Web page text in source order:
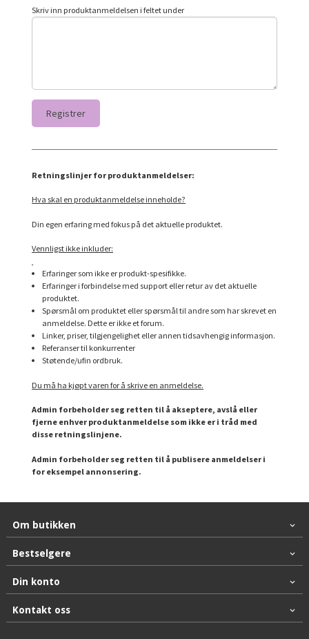
Skriv inn produktanmeldelsen i feltet under
Retningslinjer for produktanmeldelser:
Hva skal en produktanmeldelse inneholde?
Din egen erfaring med fokus på det aktuelle produktet.
Vennligst ikke inkluder:
Erfaringer som ikke er produkt-spesifikke.
Erfaringer i forbindelse med support eller retur av det aktuelle
produktet.
Spørsmål om produktet eller spørsmål til andre som har skrevet en
anmeldelse. Dette er ikke et forum.
Linker, priser, tilgjengelighet eller annen tidsavhengig informasjon.
Referanser til konkurrenter
Støtende/ufin ordbruk.
Du må ha kjøpt varen for å skrive en anmeldelse.
Admin forbeholder seg retten til å akseptere, avslå eller
fjerne enhver produktanmeldelse som ikke er i tråd med
disse retningslinjene.
Admin forbeholder seg retten til å publisere anmeldelser i
for eksempel annonsering.
Om butikken
Bestselgere
Din konto
Kontakt oss